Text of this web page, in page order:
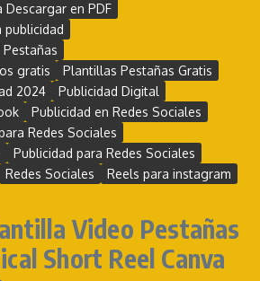
en PDF
gratis
Plantillas Pestañas Gratis
2024
Publicidad Digital
Publicidad en Redes Sociales
Redes Sociales
Publicidad para Redes Sociales
Redes Sociales
Reels para instagram
Video Pestañas
Short Reel Canva